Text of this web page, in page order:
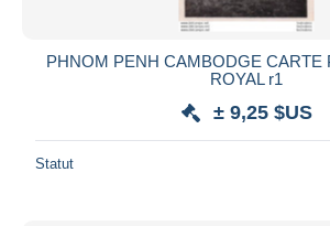
PHNOM PENH CAMBODGE CARTE
ROYAL r1
± 9,25 $US
Statut